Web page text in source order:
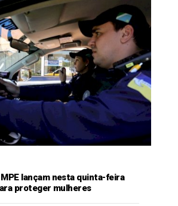
lançam nesta quinta-feira
proteger mulheres